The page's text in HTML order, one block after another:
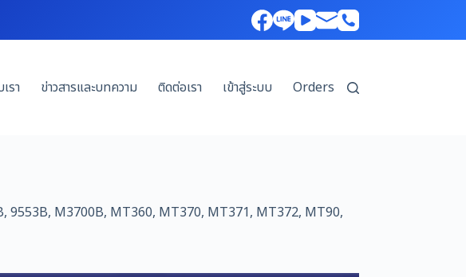
รา ข่าวสารและบทความ ติดต่อเรา เข้าสู่ระบบ Orders
9553B, M3700B, MT360, MT370, MT371, MT372, MT90,